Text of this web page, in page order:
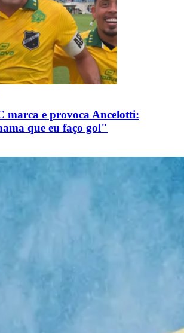
marca e provoca Ancelotti:
que eu faço gol"